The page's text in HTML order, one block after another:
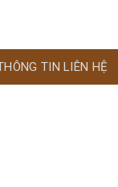
TIN LIÊN HỆ